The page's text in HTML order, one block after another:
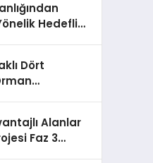
Hedefli
Dört
Alanlar
Faz 3